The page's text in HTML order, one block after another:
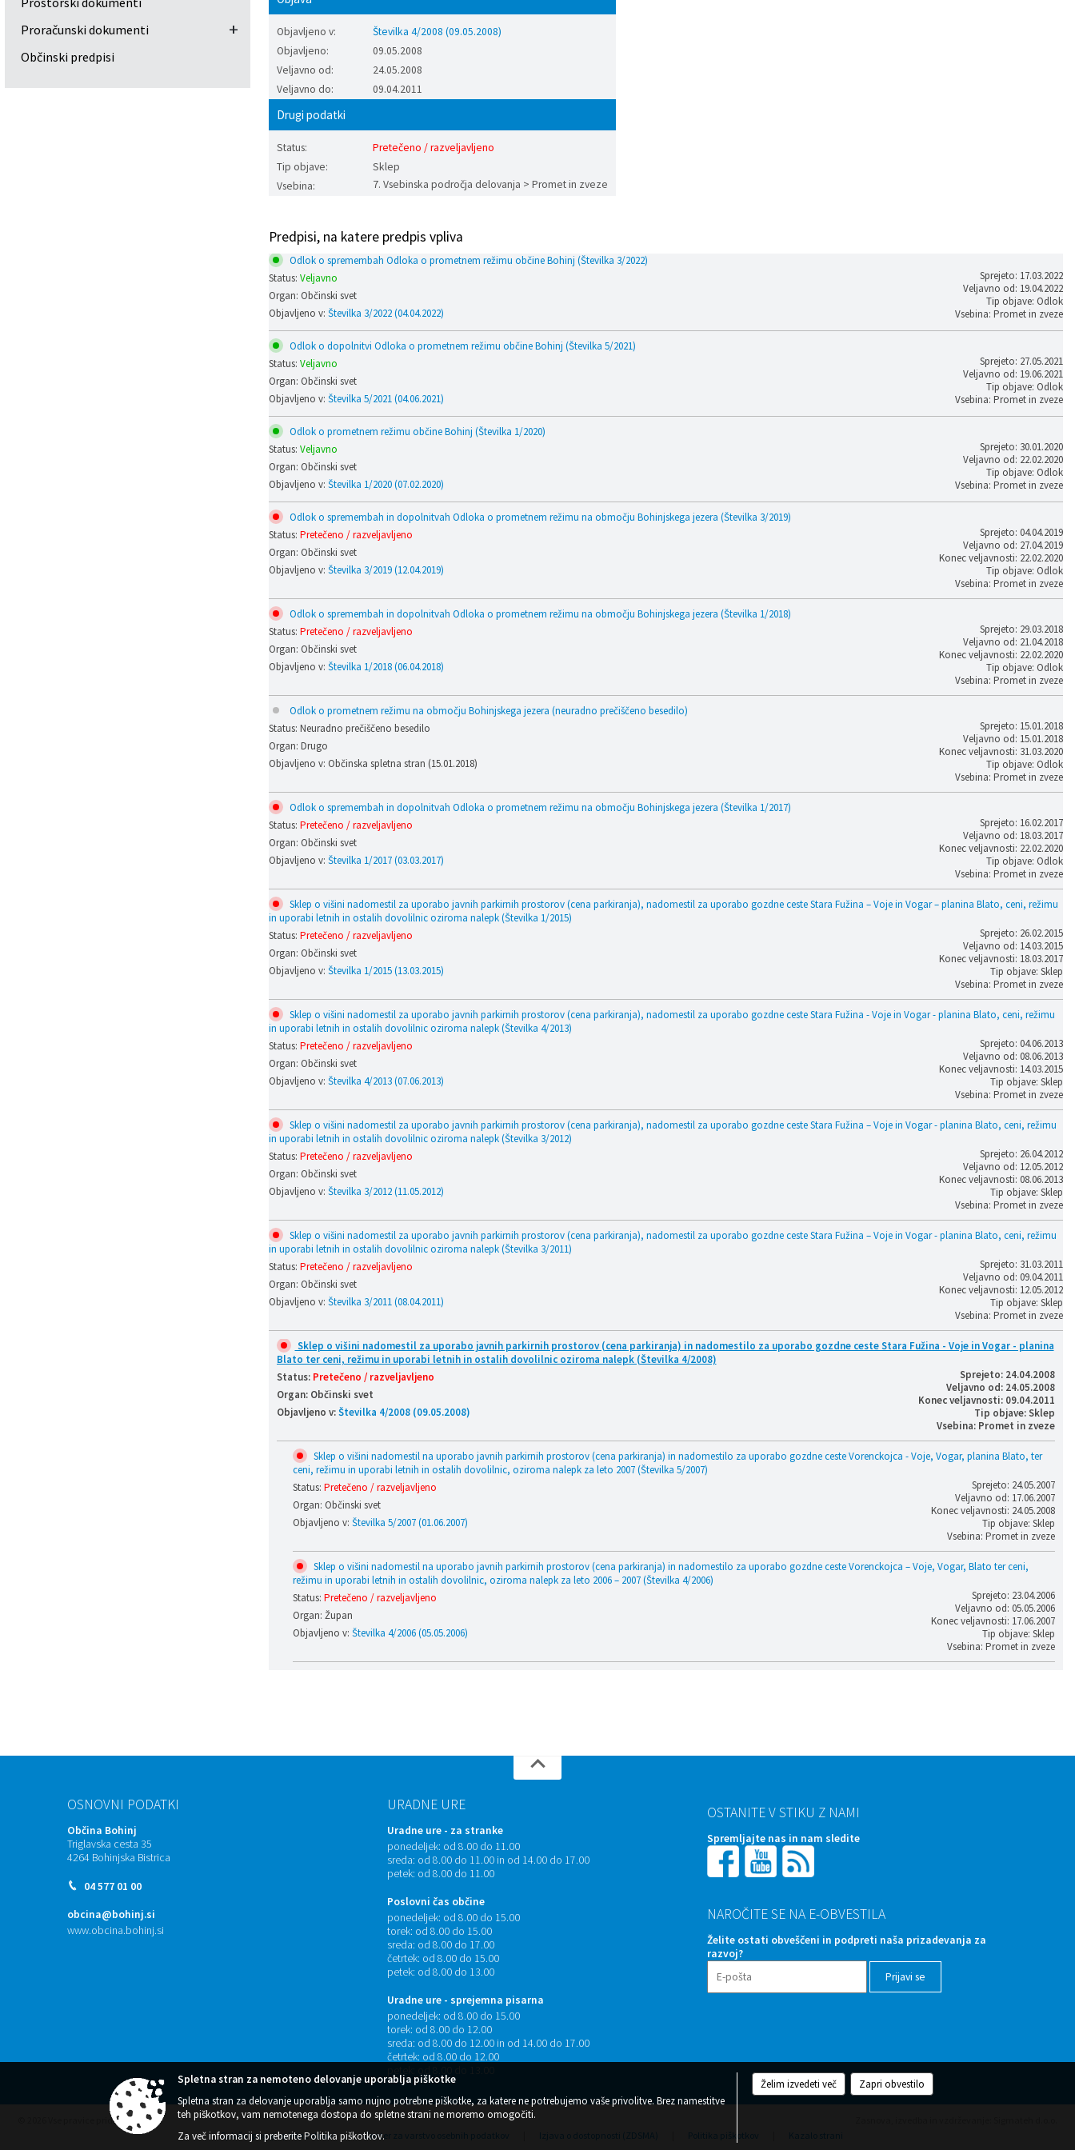
Objavljeno v:
Številka 4/2008 (09.05.2008)
Objavljeno:
09.05.2008
Veljavno od:
24.05.2008
Veljavno do:
09.04.2011
Drugi podatki
Status:
Pretečeno / razveljavljeno
Tip objave:
Sklep
Vsebina:
7. Vsebinska področja delovanja > Promet in zveze
Predpisi, na katere predpis vpliva
Odlok o spremembah Odloka o prometnem režimu občine Bohinj (Številka 3/2022)
Status: Veljavno
Organ: Občinski svet
Objavljeno v: Številka 3/2022 (04.04.2022)
Sprejeto: 17.03.2022
Veljavno od: 19.04.2022
Tip objave: Odlok
Vsebina: Promet in zveze
Odlok o dopolnitvi Odloka o prometnem režimu občine Bohinj (Številka 5/2021)
Status: Veljavno
Organ: Občinski svet
Objavljeno v: Številka 5/2021 (04.06.2021)
Sprejeto: 27.05.2021
Veljavno od: 19.06.2021
Tip objave: Odlok
Vsebina: Promet in zveze
Odlok o prometnem režimu občine Bohinj (Številka 1/2020)
Status: Veljavno
Organ: Občinski svet
Objavljeno v: Številka 1/2020 (07.02.2020)
Sprejeto: 30.01.2020
Veljavno od: 22.02.2020
Tip objave: Odlok
Vsebina: Promet in zveze
Odlok o spremembah in dopolnitvah Odloka o prometnem režimu na območju Bohinjskega jezera (Številka 3/2019)
Status: Pretečeno / razveljavljeno
Organ: Občinski svet
Objavljeno v: Številka 3/2019 (12.04.2019)
Sprejeto: 04.04.2019
Veljavno od: 27.04.2019
Konec veljavnosti: 22.02.2020
Tip objave: Odlok
Vsebina: Promet in zveze
Odlok o spremembah in dopolnitvah Odloka o prometnem režimu na območju Bohinjskega jezera (Številka 1/2018)
Status: Pretečeno / razveljavljeno
Organ: Občinski svet
Objavljeno v: Številka 1/2018 (06.04.2018)
Sprejeto: 29.03.2018
Veljavno od: 21.04.2018
Konec veljavnosti: 22.02.2020
Tip objave: Odlok
Vsebina: Promet in zveze
Odlok o prometnem režimu na območju Bohinjskega jezera (neuradno prečiščeno besedilo)
Status: Neuradno prečiščeno besedilo
Organ: Drugo
Objavljeno v: Občinska spletna stran (15.01.2018)
Sprejeto: 15.01.2018
Veljavno od: 15.01.2018
Konec veljavnosti: 31.03.2020
Tip objave: Odlok
Vsebina: Promet in zveze
Odlok o spremembah in dopolnitvah Odloka o prometnem režimu na območju Bohinjskega jezera (Številka 1/2017)
Status: Pretečeno / razveljavljeno
Organ: Občinski svet
Objavljeno v: Številka 1/2017 (03.03.2017)
Sprejeto: 16.02.2017
Veljavno od: 18.03.2017
Konec veljavnosti: 22.02.2020
Tip objave: Odlok
Vsebina: Promet in zveze
Sklep o višini nadomestil za uporabo javnih parkirnih prostorov (cena parkiranja), nadomestil za uporabo gozdne ceste Stara Fužina – Voje in Vogar – planina Blato, ceni, režimu
in uporabi letnih in ostalih dovolilnic oziroma nalepk (Številka 1/2015)
Status: Pretečeno / razveljavljeno
Organ: Občinski svet
Objavljeno v: Številka 1/2015 (13.03.2015)
Sprejeto: 26.02.2015
Veljavno od: 14.03.2015
Konec veljavnosti: 18.03.2017
Tip objave: Sklep
Vsebina: Promet in zveze
Sklep o višini nadomestil za uporabo javnih parkirnih prostorov (cena parkiranja), nadomestil za uporabo gozdne ceste Stara Fužina - Voje in Vogar - planina Blato, ceni, režimu
in uporabi letnih in ostalih dovolilnic oziroma nalepk (Številka 4/2013)
Status: Pretečeno / razveljavljeno
Organ: Občinski svet
Objavljeno v: Številka 4/2013 (07.06.2013)
Sprejeto: 04.06.2013
Veljavno od: 08.06.2013
Konec veljavnosti: 14.03.2015
Tip objave: Sklep
Vsebina: Promet in zveze
Sklep o višini nadomestil za uporabo javnih parkirnih prostorov (cena parkiranja), nadomestil za uporabo gozdne ceste Stara Fužina – Voje in Vogar - planina Blato, ceni, režimu
in uporabi letnih in ostalih dovolilnic oziroma nalepk (Številka 3/2012)
Status: Pretečeno / razveljavljeno
Organ: Občinski svet
Objavljeno v: Številka 3/2012 (11.05.2012)
Sprejeto: 26.04.2012
Veljavno od: 12.05.2012
Konec veljavnosti: 08.06.2013
Tip objave: Sklep
Vsebina: Promet in zveze
Sklep o višini nadomestil za uporabo javnih parkirnih prostorov (cena parkiranja), nadomestil za uporabo gozdne ceste Stara Fužina – Voje in Vogar - planina Blato, ceni, režimu
in uporabi letnih in ostalih dovolilnic oziroma nalepk (Številka 3/2011)
Status: Pretečeno / razveljavljeno
Organ: Občinski svet
Objavljeno v: Številka 3/2011 (08.04.2011)
Sprejeto: 31.03.2011
Veljavno od: 09.04.2011
Konec veljavnosti: 12.05.2012
Tip objave: Sklep
Vsebina: Promet in zveze
Sklep o višini nadomestil za uporabo javnih parkirnih prostorov (cena parkiranja) in nadomestilo za uporabo gozdne ceste Stara Fužina - Voje in Vogar - planina
Blato ter ceni, režimu in uporabi letnih in ostalih dovolilnic oziroma nalepk (Številka 4/2008)
Status: Pretečeno / razveljavljeno
Organ: Občinski svet
Objavljeno v:Številka 4/2008 (09.05.2008)
Sprejeto: 24.04.2008
Veljavno od: 24.05.2008
Konec veljavnosti: 09.04.2011
Tip objave: Sklep
Vsebina: Promet in zveze
Sklep o višini nadomestil na uporabo javnih parkirnih prostorov (cena parkiranja) in nadomestilo za uporabo gozdne ceste Vorenckojca - Voje, Vogar, planina Blato, ter
ceni, režimu in uporabi letnih in ostalih dovolilnic, oziroma nalepk za leto 2007 (Številka 5/2007)
Status: Pretečeno / razveljavljeno
Organ: Občinski svet
Objavljeno v: Številka 5/2007 (01.06.2007)
Sprejeto: 24.05.2007
Veljavno od: 17.06.2007
Konec veljavnosti: 24.05.2008
Tip objave: Sklep
Vsebina: Promet in zveze
Sklep o višini nadomestil na uporabo javnih parkirnih prostorov (cena parkiranja) in nadomestilo za uporabo gozdne ceste Vorenckojca – Voje, Vogar, Blato ter ceni,
režimu in uporabi letnih in ostalih dovolilnic, oziroma nalepk za leto 2006 – 2007 (Številka 4/2006)
Status: Pretečeno / razveljavljeno
Organ: Župan
Objavljeno v: Številka 4/2006 (05.05.2006)
Sprejeto: 23.04.2006
Veljavno od: 05.05.2006
Konec veljavnosti: 17.06.2007
Tip objave: Sklep
Vsebina: Promet in zveze
Proračunski dokumenti
+
Občinski predpisi
OSNOVNI PODATKI
Občina Bohinj
Triglavska cesta 35
4264 Bohinjska Bistrica
04 577 01 00
obcina@bohinj.si
www.obcina.bohinj.si
URADNE URE
Uradne ure - za stranke
ponedeljek: od 8.00 do 11.00
sreda: od 8.00 do 11.00 in od 14.00 do 17.00
petek: od 8.00 do 11.00
Poslovni čas občine
ponedeljek: od 8.00 do 15.00
torek: od 8.00 do 15.00
sreda: od 8.00 do 17.00
četrtek: od 8.00 do 15.00
petek: od 8.00 do 13.00
Uradne ure - sprejemna pisarna
ponedeljek: od 8.00 do 15.00
torek: od 8.00 do 12.00
sreda: od 8.00 do 12.00 in od 14.00 do 17.00
četrtek: od 8.00 do 12.00
OSTANITE V STIKU Z NAMI
Spremljajte nas in nam sledite
NAROČITE SE NA E-OBVESTILA
Želite ostati obveščeni in podpreti naša prizadevanja za
razvoj?
© 2026 Vse pravice pridržane
Splošni pogoji spletne strani
| Center za varstvo osebnih podatkov Izjava o dostopnosti (ZDSMA) Politika piškotkov Kazalo strani
Spletna stran za nemoteno delovanje uporablja piškotke
Spletna stran za delovanje uporablja samo nujno potrebne piškotke, za katere ne potrebujemo vaše privolitve. Brez namestitve
teh piškotkov, vam nemotenega dostopa do spletne strani ne moremo omogočiti.
Za več informacij si preberitePolitika piškotkov.
Želim izvedeti več Zapri obvestilo
Prostorski dokumenti
Proračunski dokumenti
Skupna občinska uprava
Civilna zaščita in požarna varnost
Pogosta vprašanja
Lokacije defibrilatorjev
Merilniki hitrosti